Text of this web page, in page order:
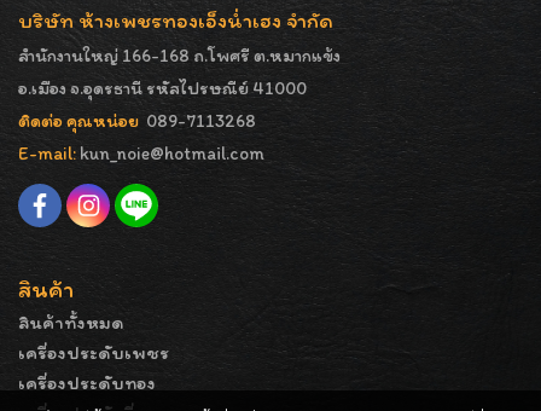
บริษัท ห้างเพชรทองเอ็งน่ำเฮง จำกัด
สำนักงานใหญ่ 166-168 ถ.โพศรี ต.หมากแข้ง
อ.เมือง จ.อุดรธานี รหัสไปรษณีย์ 41000
ติดต่อ คุณหน่อย 089-7113268
E-mail: kun_noie@hotmail.com
สินค้า
สินค้าทั้งหมด
เครื่องประดับเพชร
เครื่องประดับทอง